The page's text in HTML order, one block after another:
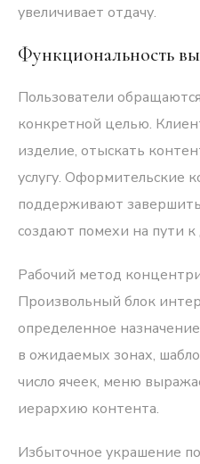
увеличивает отдачу.
Функциональность
Пользователи
конкретной целью.
изделие, отыскать
услугу. Оформительские
поддерживают
создают помехи на пути
Рабочий метод
Произвольный блок
определенное
в ожидаемых зонах,
число ячеек, меню
иерархию контента.
Избыточное украшение